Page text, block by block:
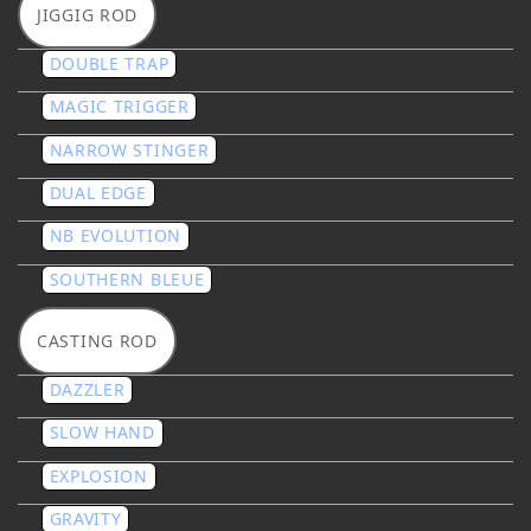
JIGGIG ROD
DOUBLE TRAP
MAGIC TRIGGER
NARROW STINGER
DUAL EDGE
NB EVOLUTION
SOUTHERN BLEUE
CASTING ROD
DAZZLER
SLOW HAND
EXPLOSION
GRAVITY